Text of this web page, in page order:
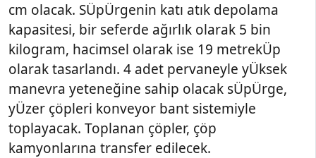
cm olacak. SÜpÜrgenin katı atık depolama
kapasitesi, bir seferde ağırlık olarak 5 bin
kilogram, hacimsel olarak ise 19 metrekÜp
olarak tasarlandı. 4 adet pervaneyle yÜksek
manevra yeteneğine sahip olacak sÜpÜrge,
yÜzer çöpleri konveyor bant sistemiyle
toplayacak. Toplanan çöpler, çöp
kamyonlarına transfer edilecek.